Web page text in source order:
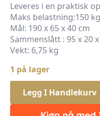
Leveres i en praktisk
Maks belastning:150 kg
Mål: 190 x 65 x 40 cm
Sammenslått : 95 x 20
Vekt: 6,75 kg
1 på lager
Legg I Handlekurv